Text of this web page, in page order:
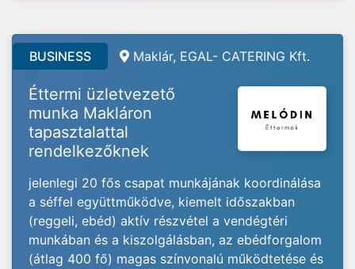
BUSINESS Maklár, EGAL- CATERING Kft.
Éttermi üzletvezető
munka Makláron
tapasztalattal
rendelkezőknek
jelenlegi 20 fős csapat munkájának koordinálása
a séffel együttműködve, kiemelt időszakban
(reggeli, ebéd) aktív részvétel a vendégtéri
munkában és a kiszolgálásban, az ebédforgalom
(átlag 400 fő) magas színvonalú működtetése és